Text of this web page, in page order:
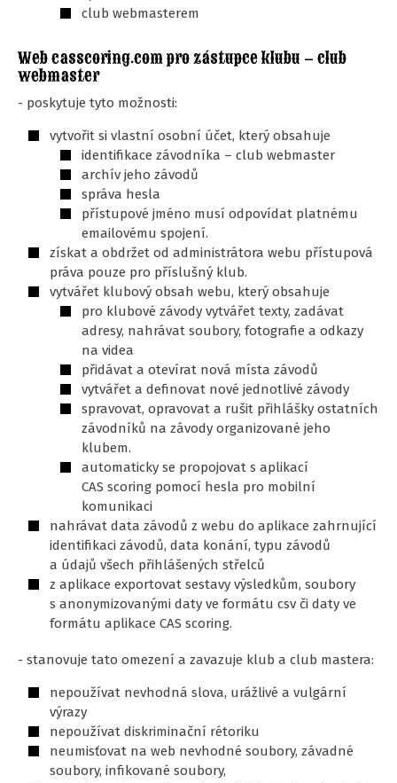
club webmasterem
Web casscoring.com pro zástupce klubu – club
webmaster
- poskytuje tyto možnosti:
vytvořit si vlastní osobní účet, který obsahuje
identifikace závodníka – club webmaster
archív jeho závodů
správa hesla
přístupové jméno musí odpovídat platnému
emailovému spojení.
získat a obdržet od administrátora webu přístupová
práva pouze pro příslušný klub.
vytvářet klubový obsah webu, který obsahuje
pro klubové závody vytvářet texty, zadávat
adresy, nahrávat soubory, fotografie a odkazy
na videa
přidávat a otevírat nová místa závodů
vytvářet a definovat nové jednotlivé závody
spravovat, opravovat a rušit přihlášky ostatních
závodníků na závody organizované jeho
klubem.
automaticky se propojovat s aplikací
CAS scoring pomocí hesla pro mobilní
komunikaci
nahrávat data závodů z webu do aplikace zahrnující
identifikaci závodů, data konání, typu závodů
a údajů všech přihlášených střelců
z aplikace exportovat sestavy výsledkům, soubory
s anonymizovanými daty ve formátu csv či daty ve
formátu aplikace CAS scoring.
- stanovuje tato omezení a zavazuje klub a club mastera:
nepoužívat nevhodná slova, urážlivé a vulgární
výrazy
nepoužívat diskriminační rétoriku
neumisťovat na web nevhodné soubory, závadné
soubory, infikované soubory,